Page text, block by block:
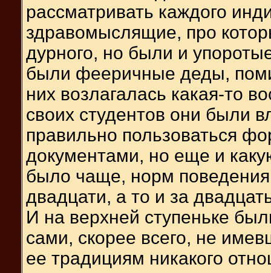
рассматривать каждого
здравомыслящие, про
дурного, но были и
были фееричные деды,
них возлагалась какая-то
своих студентов они были
правильно пользоваться
документами, но еще и
было чаще, норм
двадцати, а то и за
И на верхней ступеньке
сами, скорее всего, не
ее традициям никакого